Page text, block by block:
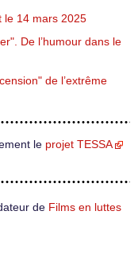
le 14 mars 2025
De l’humour dans le
de l’extrême
le projet TESSA
de Films en luttes